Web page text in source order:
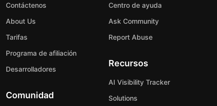
Contáctenos
About Us
Tarifas
Programa de afiliación
Desarrolladores
Comunidad
Centro de ayuda
Ask Community
Report Abuse
Recursos
AI Visibility Tracker
Solutions